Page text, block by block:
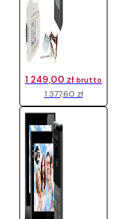
1 377,60 zł
1 249,00 zł brutto